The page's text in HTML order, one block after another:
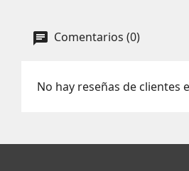
Comentarios (0)
No hay reseñas de clientes